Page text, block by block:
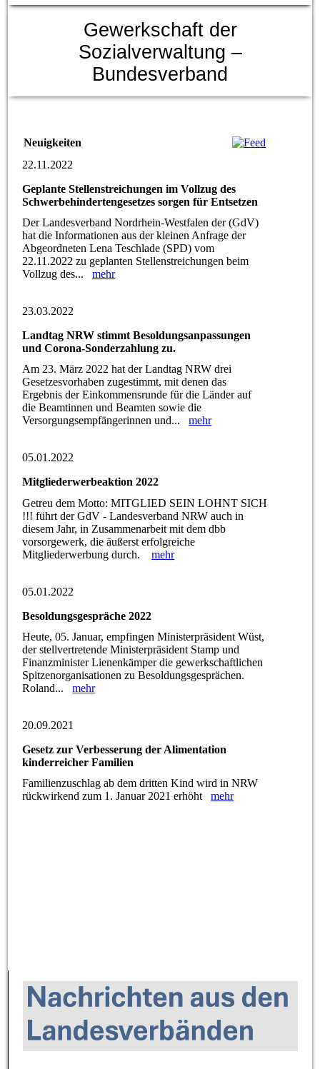
Gewerkschaft der
Sozialverwaltung –
Bundesverband
Neuigkeiten
22.11.2022
Geplante Stellenstreichungen im Vollzug des
Schwerbehindertengesetzes sorgen für Entsetzen
Der Landesverband Nordrhein-Westfalen der (GdV)
hat die Informationen aus der kleinen Anfrage der
Abgeordneten Lena Teschlade (SPD) vom
22.11.2022 zu geplanten Stellenstreichungen beim
Vollzug des...mehr
23.03.2022
Landtag NRW stimmt Besoldungsanpassungen
und Corona-Sonderzahlung zu.
Am 23. März 2022 hat der Landtag NRW drei
Gesetzesvorhaben zugestimmt, mit denen das
Ergebnis der Einkommensrunde für die Länder auf
die Beamtinnen und Beamten sowie die
Versorgungsempfängerinnen und...mehr
05.01.2022
Mitgliederwerbeaktion 2022
Getreu dem Motto: MITGLIED SEIN LOHNT SICH
!!! führt der GdV - Landesverband NRW auch in
diesem Jahr, in Zusammenarbeit mit dem dbb
vorsorgewerk, die äußerst erfolgreiche
Mitgliederwerbung durch.mehr
05.01.2022
Besoldungsgespräche 2022
Heute, 05. Januar, empfingen Ministerpräsident Wüst,
der stellvertretende Ministerpräsident Stamp und
Finanzminister Lienenkämper die gewerkschaftlichen
Spitzenorganisationen zu Besoldungsgesprächen.
Roland...mehr
20.09.2021
Gesetz zur Verbesserung der Alimentation
kinderreicher Familien
Familienzuschlag ab dem dritten Kind wird in NRW
rückwirkend zum 1. Januar 2021 erhöhtmehr